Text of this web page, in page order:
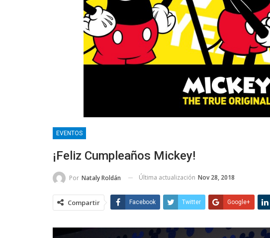
EVENTOS
¡Feliz Cumpleaños Mickey!
Por Nataly Roldán Última actualización Nov 28, 2018
Compartir Facebook Twitter Google+